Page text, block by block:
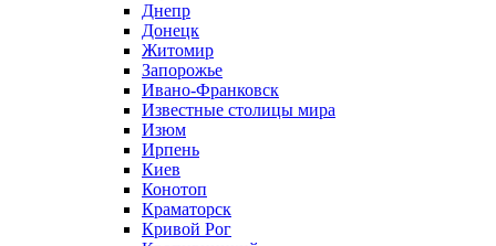
Днепр
Донецк
Житомир
Запорожье
Ивано-Франковск
Известные столицы мира
Изюм
Ирпень
Киев
Конотоп
Краматорск
Кривой Рог